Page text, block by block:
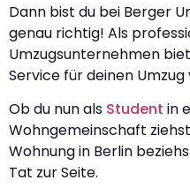
Dann bist du bei Berger
genau richtig! Als
Umzugsunternehmen
Service für deinen
Ob du nun als Student in
Wohngemeinschaft
Wohnung in Berlin
Tat zur Seite.